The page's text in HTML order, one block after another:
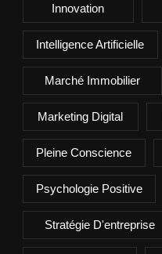
Innovation
Intelligence Artificielle
Marché Immobilier
Marketing Digital
Pleine Conscience
Psychologie Positive
Stratégie D'entreprise